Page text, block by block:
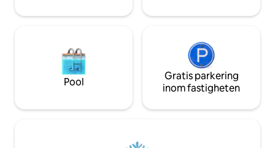
Pool
Gratis parkering
inom fastigheten